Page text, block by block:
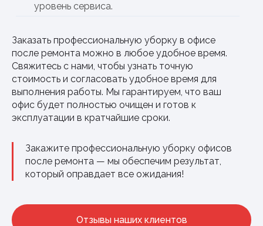
уровень сервиса.
Заказать профессиональную уборку в офисе
после ремонта можно в любое удобное время.
Свяжитесь с нами, чтобы узнать точную
стоимость и согласовать удобное время для
выполнения работы. Мы гарантируем, что ваш
офис будет полностью очищен и готов к
эксплуатации в кратчайшие сроки.
Закажите профессиональную уборку офисов
после ремонта — мы обеспечим результат,
который оправдает все ожидания!
Отзывы наших клиентов